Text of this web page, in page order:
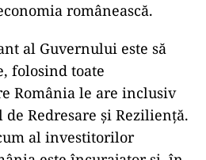
românească.
al Guvernului este să
folosind toate
România le are inclusiv
Redresare şi Rezilienţă.
al investitorilor